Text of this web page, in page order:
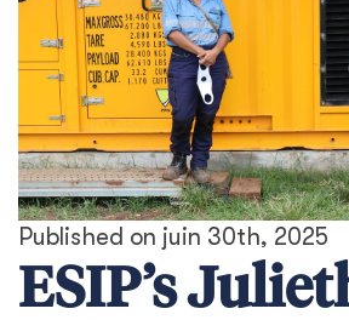
Published on juin 30th, 2025
ESIP’s